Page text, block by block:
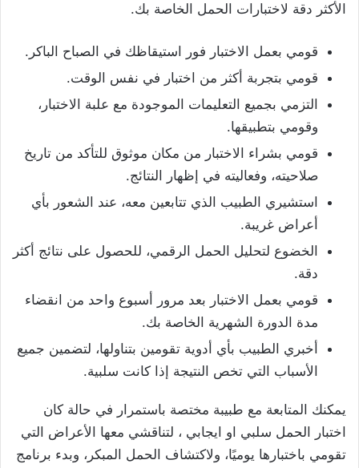
الأكثر دقة لاختبارات الحمل الخاصة بك.
قومي بعمل الاختبار فور استيقاظك في الصباح الباكر.
قومي بتجربة أكثر من اختبار في نفس الوقت.
التزمي بجميع التعليمات الموجودة مع علبة الاختبار،
وقومي بتطبيقها.
قومي بشراء الاختبار من مكان موثوق للتأكد من تاريخ
صلاحيته، وفعاليته في إظهار النتائج.
استشيري الطبيب الذي تتابعين معه، عند الشعور بأي
أعراض غريبة.
الخضوع لتحليل الحمل الرقمي، للحصول على نتائج أكثر
دقة.
قومي بعمل الاختبار بعد مرور أسبوع واحد من انقضاء
مدة الدورة الشهرية الخاصة بك.
أخبري الطبيب بأي أدوية تقومين بتناولها، لتضمين جميع
الأسباب التي تخص النتيجة إذا كانت سلبية.
يمكنك المتابعة مع طبيبة مختصة باستمرار في حالة كان
اختبار الحمل سلبي او ايجابي ، لتناقشي معها الأعراض التي
تقومي باختبارها يوميًا، ولاكتشاف الحمل المبكر، وبدء برنامج